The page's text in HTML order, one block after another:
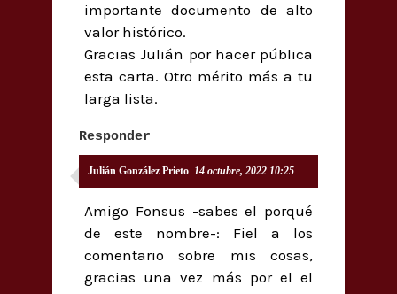
importante documento de alto
valor histórico.
Gracias Julián por hacer pública
esta carta. Otro mérito más a tu
larga lista.
Responder
Julián González Prieto 14 octubre, 2022 10:25
Amigo Fonsus -sabes el porqué
de este nombre-: Fiel a los
comentario sobre mis cosas,
gracias una vez más por el el